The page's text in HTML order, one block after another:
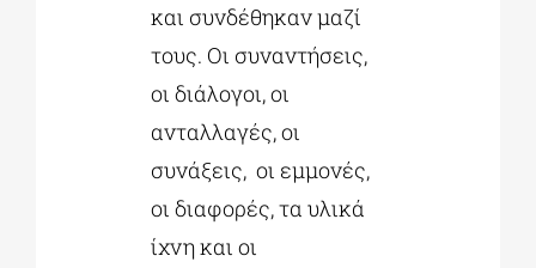
και συνδέθηκαν μαζί
τους. Οι συναντήσεις,
οι διάλογοι, οι
ανταλλαγές, οι
συνάξεις, οι εμμονές,
οι διαφορές, τα υλικά
ίχνη και οι